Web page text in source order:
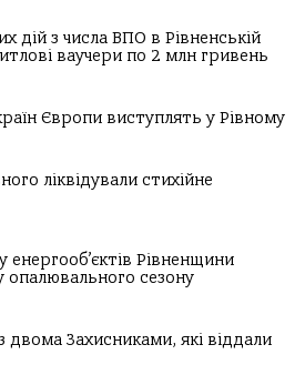
дій з числа ВПО в Рівненській
ваучери по 2 млн гривень
Європи виступлять у Рівному
ліквідували стихійне
енергооб’єктів Рівненщини
опалювального сезону
двома Захисниками, які віддали